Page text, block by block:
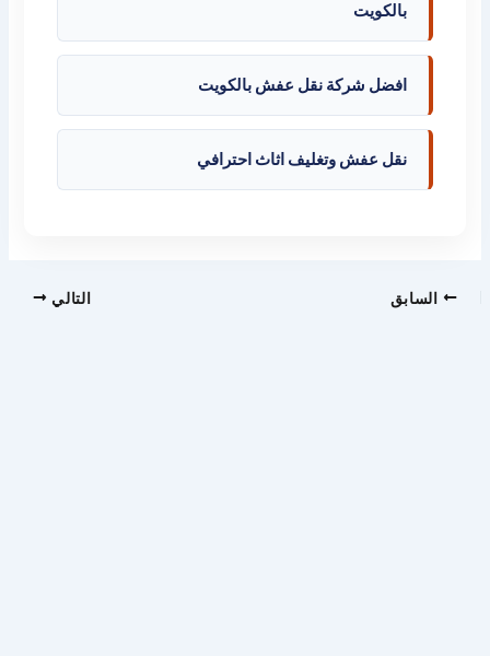
بالكويت
افضل شركة نقل عفش بالكويت
نقل عفش وتغليف اثاث احترافي
السابق التالي